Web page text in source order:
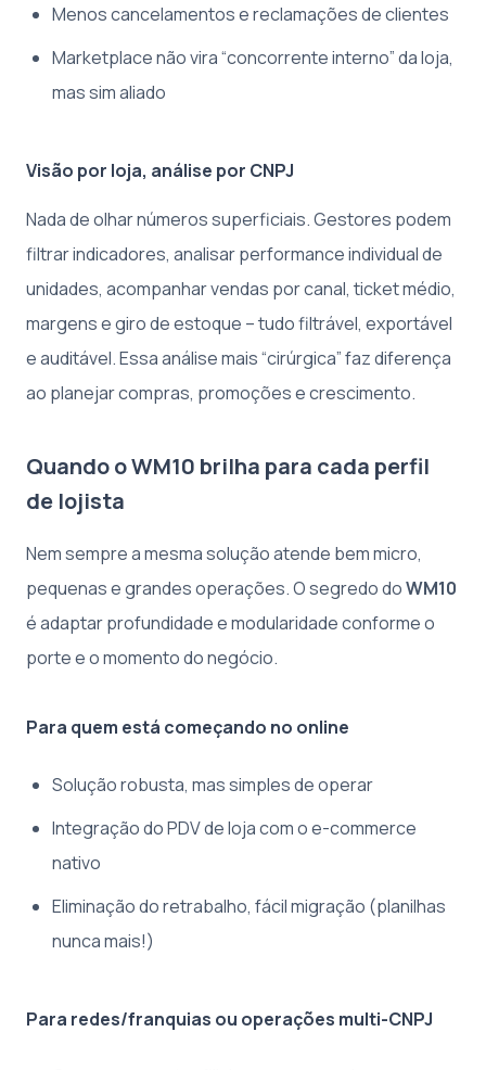
Menos cancelamentos e reclamações de clientes
Marketplace não vira “concorrente interno” da loja,
mas sim aliado
Visão por loja, análise por CNPJ
Nada de olhar números superficiais. Gestores podem
filtrar indicadores, analisar performance individual de
unidades, acompanhar vendas por canal, ticket médio,
margens e giro de estoque – tudo filtrável, exportável
e auditável. Essa análise mais “cirúrgica” faz diferença
ao planejar compras, promoções e crescimento.
Quando o WM10 brilha para cada perfil
de lojista
Nem sempre a mesma solução atende bem micro,
pequenas e grandes operações. O segredo doWM10
é adaptar profundidade e modularidade conforme o
porte e o momento do negócio.
Para quem está começando no online
Solução robusta, mas simples de operar
Integração do PDV de loja com o e-commerce
nativo
Eliminação do retrabalho, fácil migração (planilhas
nunca mais!)
Para redes/franquias ou operações multi-CNPJ